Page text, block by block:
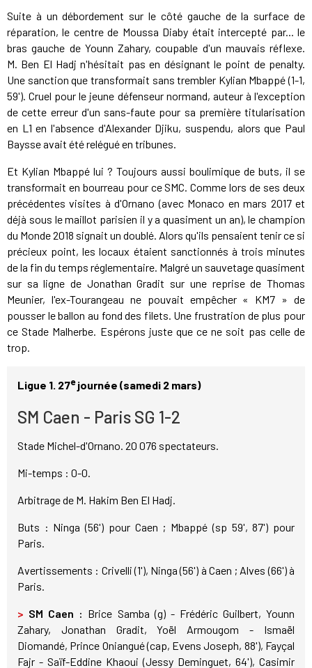
Suite à un débordement sur le côté gauche de la surface de
réparation, le centre de Moussa Diaby était intercepté par... le
bras gauche de Younn Zahary, coupable d'un mauvais réflexe.
M. Ben El Hadj n'hésitait pas en désignant le point de penalty.
Une sanction que transformait sans trembler Kylian Mbappé (1-1,
59'). Cruel pour le jeune défenseur normand, auteur à l'exception
de cette erreur d'un sans-faute pour sa première titularisation
en L1 en l'absence d'Alexander Djiku, suspendu, alors que Paul
Baysse avait été relégué en tribunes.
Et Kylian Mbappé lui ? Toujours aussi boulimique de buts, il se
transformait en bourreau pour ce SMC. Comme lors de ses deux
précédentes visites à d'Ornano (avec Monaco en mars 2017 et
déjà sous le maillot parisien il y a quasiment un an), le champion
du Monde 2018 signait un doublé. Alors qu'ils pensaient tenir ce si
précieux point, les locaux étaient sanctionnés à trois minutes
de la fin du temps réglementaire. Malgré un sauvetage quasiment
sur sa ligne de Jonathan Gradit sur une reprise de Thomas
Meunier, l'ex-Tourangeau ne pouvait empêcher « KM7 » de
pousser le ballon au fond des filets. Une frustration de plus pour
ce Stade Malherbe. Espérons juste que ce ne soit pas celle de
trop.
Ligue 1. 27ejournée (samedi 2 mars)
SM Caen - Paris SG 1-2
Stade Michel-d'Ornano. 20 076 spectateurs.
Mi-temps : 0-0.
Arbitrage de M. Hakim Ben El Hadj.
Buts : Ninga (56') pour Caen ; Mbappé (sp 59', 87') pour
Paris.
Avertissements : Crivelli (1'), Ninga (56') à Caen ; Alves (66') à
Paris.
> SM Caen : Brice Samba (g) - Frédéric Guilbert, Younn
Zahary, Jonathan Gradit, Yoël Armougom - Ismaël
Diomandé, Prince Oniangué (cap, Evens Joseph, 88'), Fayçal
Fajr - Saïf-Eddine Khaoui (Jessy Deminguet, 64'), Casimir